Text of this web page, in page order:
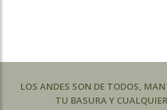
LOS ANDES SON DE TODOS,
TU BASURA Y